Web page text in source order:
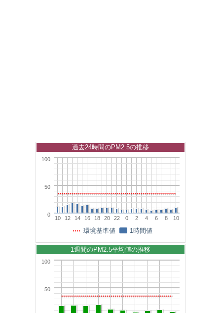
10 12 14 16 18 20 22 0 2 4 6 8 10
0
50
100
過去24時間のPM2.5の推移
環境基準値 1時間値
50
100
1週間のPM2.5平均値の推移